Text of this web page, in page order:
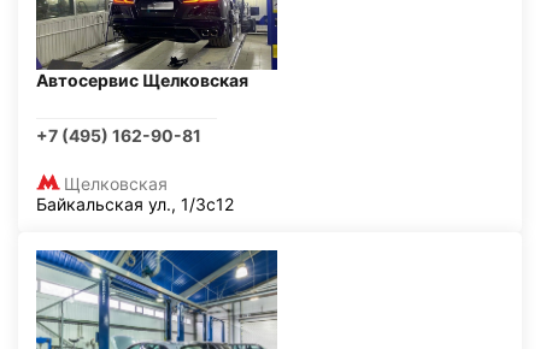
Автосервис Щелковская
+7 (495) 162-90-81
Щелковская
Байкальская ул., 1/3с12